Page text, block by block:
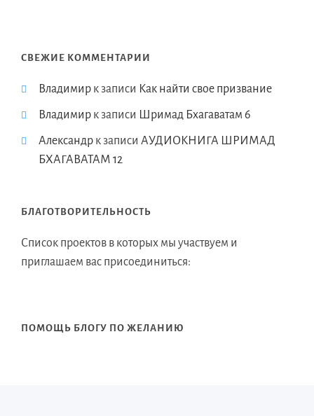
СВЕЖИЕ КОММЕНТАРИИ
Владимир к записи Как найти свое призвание
Владимир к записи Шримад Бхагаватам 6
Александр к записи АУДИОКНИГА ШРИМАД
БХАГАВАТАМ 12
БЛАГОТВОРИТЕЛЬНОСТЬ
Список проектов в которых мы участвуем и
приглашаем вас присоединиться:
ПОМОЩЬ БЛОГУ ПО ЖЕЛАНИЮ